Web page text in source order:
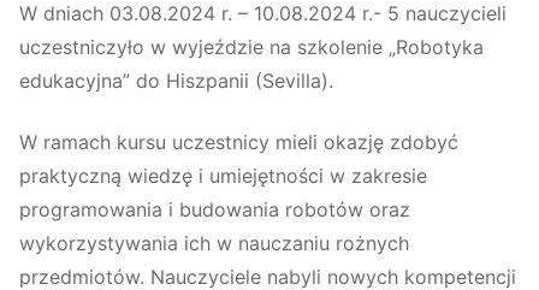
W dniach 03.08.2024 r. – 10.08.2024 r.- 5 nauczycieli
uczestniczyło w wyjeździe na szkolenie „Robotyka
edukacyjna” do Hiszpanii (Sevilla).
W ramach kursu uczestnicy mieli okazję zdobyć
praktyczną wiedzę i umiejętności w zakresie
programowania i budowania robotów oraz
wykorzystywania ich w nauczaniu rożnych
przedmiotów. Nauczyciele nabyli nowych kompetencji